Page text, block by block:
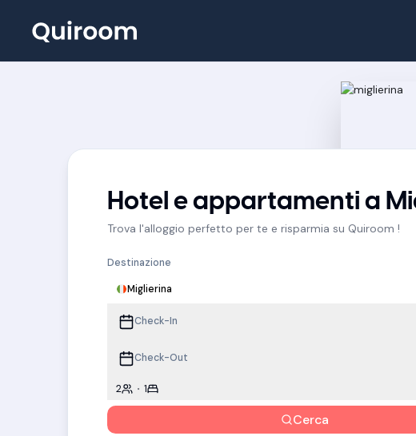
Hotel e appartamenti a
Trova l'alloggio perfetto per te e risparmia su Quiroom !
Destinazione
Miglierina
2 1
Cerca